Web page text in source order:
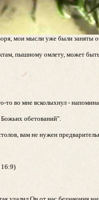
мои мысли уже были заняты
пышному омлету, может
то во мне всколыхнул -
Божьих обетований".
вам не нужен
16:9)